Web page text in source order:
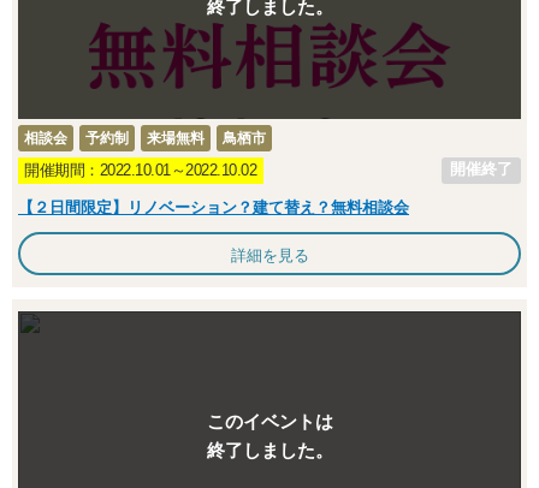
終了しました。
相談会 予約制 来場無料 鳥栖市
開催期間：2022.10.01～2022.10.02 開催終了
【２日間限定】リノベーション？建て替え？無料相談会
詳細を見る
このイベントは
終了しました。